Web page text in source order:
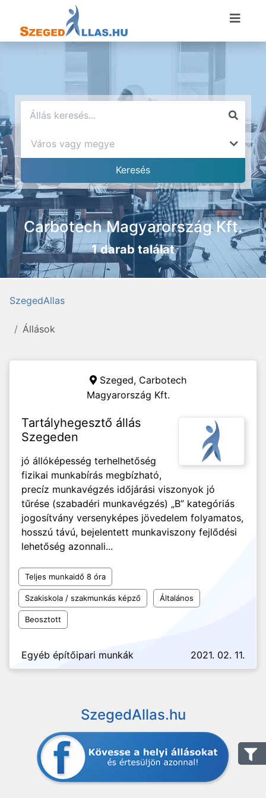
Carbotech Magyarország Kft.
1 darab találat
SzegedAllas
Állások
Szeged, Carbotech
Magyarország Kft.
Tartályhegesztő állás
Szegeden
jó állóképesség terhelhetőség
fizikai munkabírás megbízható,
precíz munkavégzés időjárási viszonyok jó
tűrése (szabadéri munkavégzés) „B” kategóriás
jogosítvány versenyképes jövedelem folyamatos,
hosszú távú, bejelentett munkaviszony fejlődési
lehetőség azonnali...
Teljes munkaidő 8 óra
Szakiskola / szakmunkás képző Általános
Beosztott
Egyéb építőipari munkák 2021. 02. 11.
SzegedAllas.hu